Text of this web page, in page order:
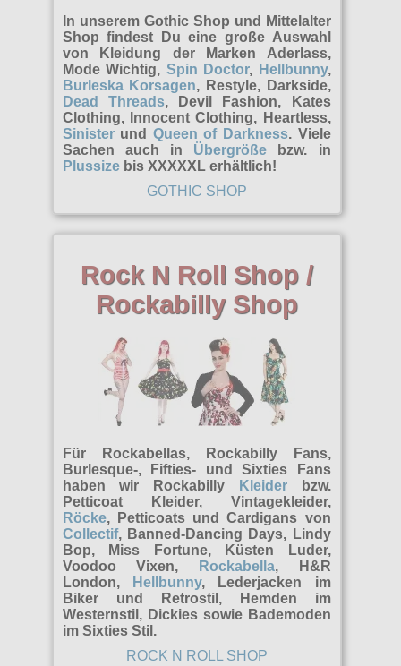
News
Girlhosen & Leggings
Girljacken
Girlmäntel
Girlröcke kurz
Girlröcke lang
Girlshirts langarm
Kilts
Kleider
Korsagen
Männerhemden
Männerhosen
Männermäntel
Männershirts kurzam
Männershirts langarm
Mittelalter
Girlshirts
Hosen
Jacken
Kleider
Röcke
Shirts
Sweats
alle Artikel
Bademoden
Girljacken
Girlshirts
Hemden
Hosen
Kinder
Kleider
Männerjacken
Röcke
T-Shirts
Verschiedenes
Army
alle Artikel
Girls
Hosen
Kopfbedeckung
T-Shirts & Pullover
Taschen Rucksäcke
Verschiedenes
Mods
Bandmerchandise
alle Artikel
Flaggen
Girlshirts
Hemden
Jacken
T-Shirts
Schuhe & Boots
Sonstige Boots
Steel Boots
TUK
Verschiedene
Zubehör
Schmuck
Anhänger
Ketten
Kunst
Nieten
Ohrhänger
alle Artikel
Armbänder
Armstulpen
Aufnäher
für die Beine
für die Haare
Geldbörsen
Gürtel
Halsbänder
Handschuhe
Mützen
Stiefelbänder
Marken
Aderlass
Banned
Black Pistol
Brandit
Burleska
Collectif
Cup Cake Cult
Dead Threads
Dracula Clothing
Hellbunny
Jawbreaker
Größen
S
M
XL
XXL
XXXL
XXXXL
XXXXXL
Infos
Festivals
Wave Gotik Treffen
M’era Luna Festival
Amphi Festival
Kleidung
Bademoden
Bauchtaschen
Warenkorb ( 0 | 0.00 € )
--------------
gesamt: 0.00 €
Social Media:
In unserem Gothic Shop und Mittelalter
Shop findest Du eine große Auswahl
von Kleidung der Marken Aderlass,
Mode Wichtig, Spin Doctor, Hellbunny,
Burleska Korsagen, Restyle, Darkside,
Dead Threads, Devil Fashion, Kates
Clothing, Innocent Clothing, Heartless,
Sinisterund Queen of Darkness. Viele
Sachen auch in Übergröße bzw. in
Plussizebis XXXXXL erhältlich!
GOTHIC SHOP
Rock N Roll Shop /
Rockabilly Shop
Für Rockabellas, Rockabilly Fans,
Burlesque-, Fifties- und Sixties Fans
haben wir Rockabilly
Kleiderbzw.
Petticoat Kleider, Vintagekleider,
Röcke, Petticoats und Cardigans von
Collectif, Banned-Dancing Days, Lindy
Bop, Miss Fortune, Küsten Luder,
Voodoo Vixen,
Rockabella, H&R
London,
Hellbunny, Lederjacken im
Biker und Retrostil, Hemden im
Westernstil, Dickies sowie Bademoden
im Sixties Stil.
ROCK N ROLL SHOP